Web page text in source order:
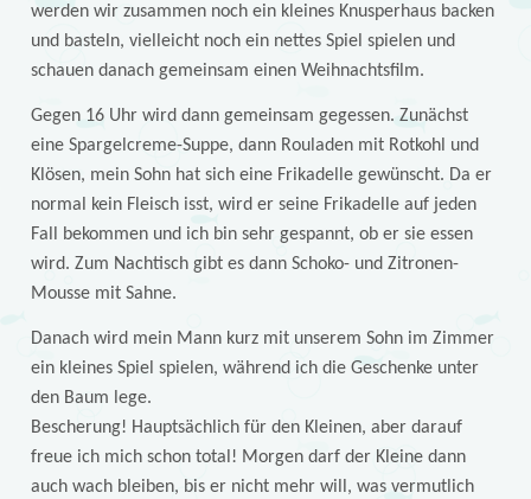
werden wir zusammen noch ein kleines Knusperhaus backen
und basteln, vielleicht noch ein nettes Spiel spielen und
schauen danach gemeinsam einen Weihnachtsfilm.
Gegen 16 Uhr wird dann gemeinsam gegessen. Zunächst
eine Spargelcreme-Suppe, dann Rouladen mit Rotkohl und
Klösen, mein Sohn hat sich eine Frikadelle gewünscht. Da er
normal kein Fleisch isst, wird er seine Frikadelle auf jeden
Fall bekommen und ich bin sehr gespannt, ob er sie essen
wird. Zum Nachtisch gibt es dann Schoko- und Zitronen-
Mousse mit Sahne.
Danach wird mein Mann kurz mit unserem Sohn im Zimmer
ein kleines Spiel spielen, während ich die Geschenke unter
den Baum lege.
Bescherung! Hauptsächlich für den Kleinen, aber darauf
freue ich mich schon total! Morgen darf der Kleine dann
auch wach bleiben, bis er nicht mehr will, was vermutlich